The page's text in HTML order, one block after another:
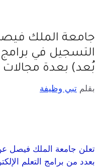
جامعة الملك
التسجيل في
بُعد) بعدة مجالات
بقلم تبي وظيفة
تعلن جامعة الملك فيصل عن
بعدد من برامج التعلم